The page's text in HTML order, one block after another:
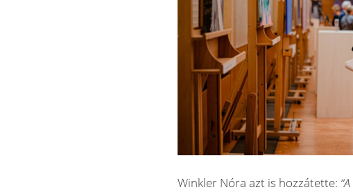
Winkler Nóra azt is hozzátette: